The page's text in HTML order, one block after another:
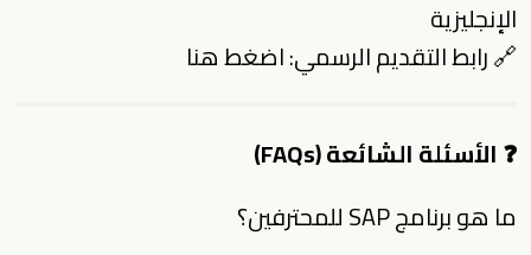
الإنجليزية
🔗 رابط التقديم الرسمي:اضغط هنا
❓ الأسئلة الشائعة (FAQs)
ما هو برنامج SAP للمحترفين؟